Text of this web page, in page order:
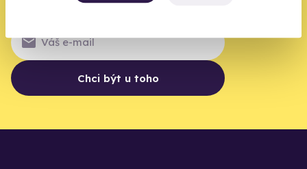
Chci být u toho